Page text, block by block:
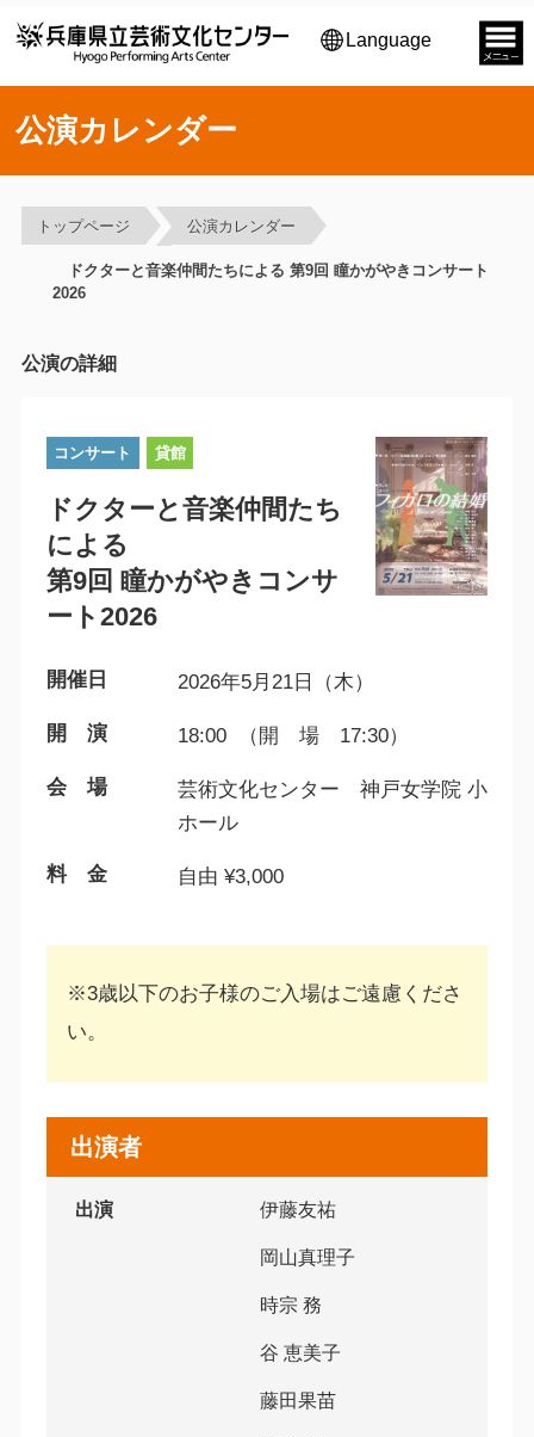
Language
公演カレンダー
トップページ 公演カレンダー
ドクターと音楽仲間たちによる 第9回 瞳かがやきコンサート
2026
公演の詳細
コンサート 貸館
ドクターと音楽仲間たち
による
第9回 瞳かがやきコンサ
ート2026
開催日 2026年5月21日（木）
開 演 18:00 （開 場 17:30）
会 場
芸術文化センター 神戸女学院 小
ホール
料 金 自由 ¥3,000
※3歳以下のお子様のご入場はご遠慮くださ
い。
出演者
出演 伊藤友祐
岡山真理子
時宗 務
谷 恵美子
藤田果苗